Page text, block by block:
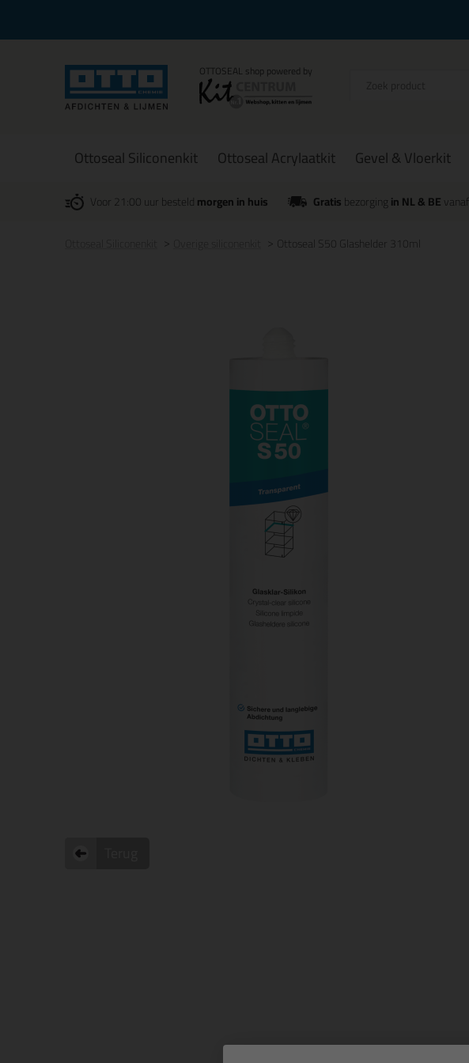
Ottoseal Siliconenkit Ottoseal Acrylaatkit Gevel & Vloerkit
Voor 21:00 uur besteldmorgen in huis Gratisbezorgingin NL & BEvanaf
Ottoseal S50 Glashelder 310ml